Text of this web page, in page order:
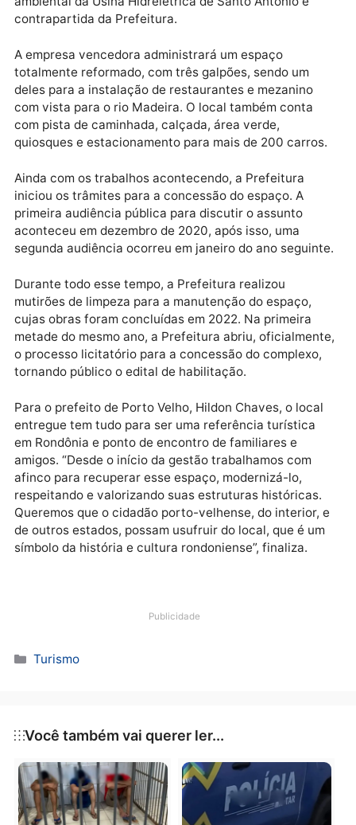
no Estado
HISTÓRICO
O Complexo da EFMM passou por uma ampla
revitalização a partir de 2018. O investimento foi de
cerca de R$ 30 milhões, oriundos de compensação
ambiental da Usina Hidrelétrica de Santo Antônio e
A empresa vencedora administrará um espaço
totalmente reformado, com três galpões, sendo um
deles para a instalação de restaurantes e mezanino
com pista de caminhada, calçada, área verde,
quiosques e estacionamento para mais de 200
Ainda com os trabalhos acontecendo, a Prefeitura
iniciou os trâmites para a concessão do espaço. A
primeira audiência pública para discutir o assunto
aconteceu em dezembro de 2020, após isso, uma
segunda audiência ocorreu em janeiro do ano
Durante todo esse tempo, a Prefeitura realizou
mutirões de limpeza para a manutenção do espaço,
cujas obras foram concluídas em 2022. Na primeira
metade do mesmo ano, a Prefeitura abriu,
o processo licitatório para a concessão do
tornando público o edital de habilitação.
entregue tem tudo para ser uma referência turística
amigos. “Desde o início da gestão trabalhamos com
de outros estados, possam usufruir do local, que é